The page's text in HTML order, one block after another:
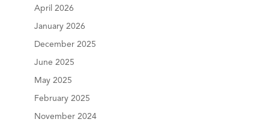
April 2026
January 2026
December 2025
June 2025
May 2025
February 2025
November 2024